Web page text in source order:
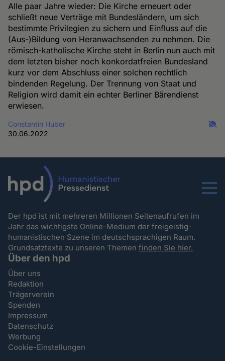
Alle paar Jahre wieder: Die Kirche erneuert oder
schließt neue Verträge mit Bundesländern, um sich
bestimmte Privilegien zu sichern und Einfluss auf die
(Aus-)Bildung von Heranwachsenden zu nehmen. Die
römisch-katholische Kirche steht in Berlin nun auch mit
dem letzten bisher noch konkordatfreien Bundesland
kurz vor dem Abschluss einer solchen rechtlich
bindenden Regelung. Der Trennung von Staat und
Religion wird damit ein echter Berliner Bärendienst
erwiesen.
Constantin Huber
30.06.2022
Menu
Der hpd ist mit mehreren Millionen Seitenaufrufen im
Jahr das wichtigste Online-Medium der freigeistig-
humanistischen Szene im deutschsprachigen Raum.
Grundsatztexte zu unseren Themenfinden Sie hier.
Über den hpd
Über uns
Redaktion
Trägerverein
Spenden
Impressum
Datenschutz
Werbung
Cookie-Einstellungen